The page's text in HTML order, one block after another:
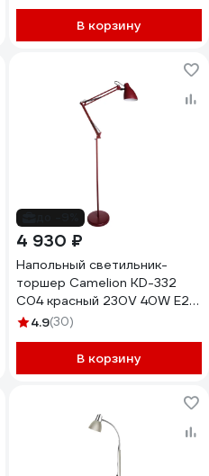
В корзину
4 930 ₽
Напольный светильник-
торшер Camelion KD-332
C04 красный 230V 40W E27
12795
4.9(30)
В корзину